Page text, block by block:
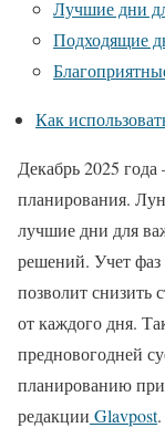
Лучшие дни
Подходящие
Как
Декабрь 2025
планирования.
лучшие дни для
решений. Учет
позволит снизить
от каждого дня.
предновогодней
планированию
редакции Glavpost.